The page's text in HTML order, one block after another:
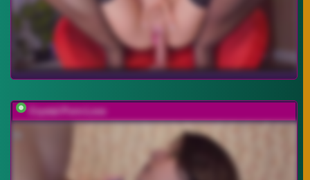
Crystal-Porn-Love